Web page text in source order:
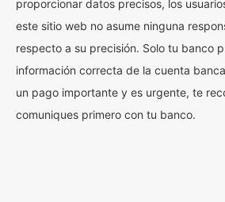
proporcionar datos precisos, los
este sitio web no asume ninguna
respecto a su precisión. Solo tu banco
información correcta de la cuenta
un pago importante y es urgente, te
comuniques primero con tu banco.